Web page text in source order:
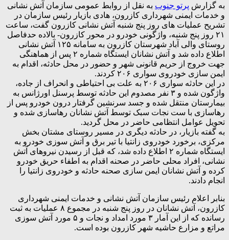
به گزارش پرتو جنوب به نقل از روابط عمومی سازمان آتش نشانی
و خدمات ایمنی شهرداری کازرون، هادی بازیار رئیس سازمان در
تشریح عملیات های روز پنج شنبه آتش نشانی کازرون گفت، ساعت
۲۱ روز پنج شنبه، واژگونی خودرو در محور کازرون- بالاده حدفاصل
روستای والی آباد شهرستان کازرون به سامانه ۱۲۵ آتش نشانی
اطلاع داده شد و آتش نشانان ایستگاه شماره ۲ پس از هماهنگی
جهت خروج از حریم قانونی شهر و حضور در محل حادثه، اقدام به
ایمن سازی خودروی سواری ۲۰۶ کردند.
در این حادثه سواری ۲۰۶ به علت بی احتیاطی و انحراف از جاده،
واژگون شده و ۳ نفر مصدوم این حادثه توسط پرسنل اورژانس به
بیمارستان منتقل شده و جسد سرنشین گرفتار درون خودرو پس از
رهاسازی با ست نجات سبک توسط آتش نشانان رهاسازی شده و
تحویل عوامل انتظامی حاضر در محل گردید.
به گفته بازیار، در حادثه دیگری در مسیر روستای مشتان بخش
مرکزی، برخورد خودروی زانتیا با تیر برق و آتش سوزی خودرو به
ایستگاه شماره ۲ اطلاع داده شد، که قبل از رسیدن نیروهای آتش
نشانی، افراد محلی حاضر در صحنه اقدام به اطفاء حریق خودرو
کرده و آتش نشانان ایمن سازی صحنه حادثه و خودروی زانتیا را
انجام دادند.
بنابر اعلام رئیس سازمان آتش نشانی و خدمات ایمنی شهرداری
کازرون، آتش نشانان در روز پنج شنبه در مجموع ۸ عملیات به ثبت
رسانده که از این آمار ۳ مورد امداد و نجات و ۵ مورد آتش سوزی
مراتع و مزارع حاشیه شهر کازرون بوده است.